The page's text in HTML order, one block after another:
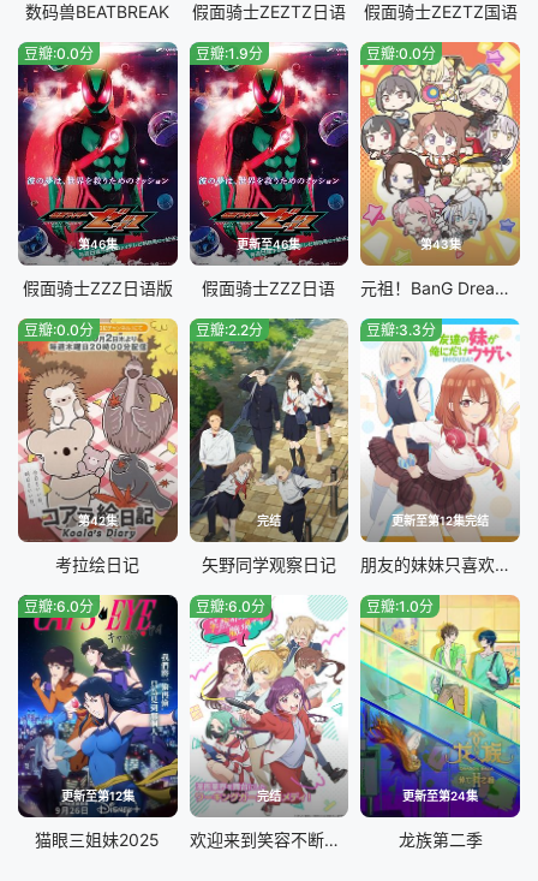
数码兽BEATBREAK 假面骑士ZEZTZ日语 假面骑士ZEZTZ国语
第46集
豆瓣:0.0分
假面骑士ZZZ​日语版
更新至46集
豆瓣:1.9分
假面骑士ZZZ日语
第43集
豆瓣:0.0分
元祖！BanG Dream酱
第42集
豆瓣:0.0分
考拉绘日记
完结
豆瓣:2.2分
矢野同学观察日记
更新至第12集完结
豆瓣:3.3分
朋友的妹妹只喜欢烦我
更新至第12集
豆瓣:6.0分
猫眼三姐妹2025
完结
豆瓣:6.0分
欢迎来到笑容不断的职场。
更新至第24集
豆瓣:1.0分
龙族第二季